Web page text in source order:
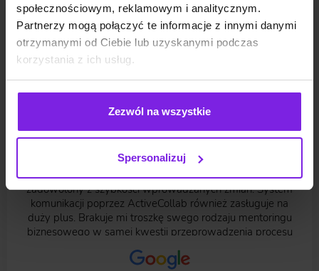
społecznościowym, reklamowym i analitycznym.
Partnerzy mogą połączyć te informacje z innymi danymi
otrzymanymi od Ciebie lub uzyskanymi podczas
korzystania z ich usług.
Zezwól na wszystkie
Spersonalizuj
Marek
Współpracuję z JustIdeą przy wdrożeniu dość
skomplikowanego projektu sklepu międzynarodowego.
Najściślejsza współpraca jest z Web Developerem Arkiem
rzeczy niemożliwych, nieraz jestem pod wrażeniem jego
umiejętności :) Za każdym razem jestem bardzo
zadowolony z szybkości wprowadzanych zmian. System
komunikacji poprzez ActiveCollab również zasługuje na
duży plus. Brakuje mi troszkę swego rodzaju mentoringu
biznesowego w samej kwestii przeprowadzenia procesu
swoich zadań na poważnie, polecam.